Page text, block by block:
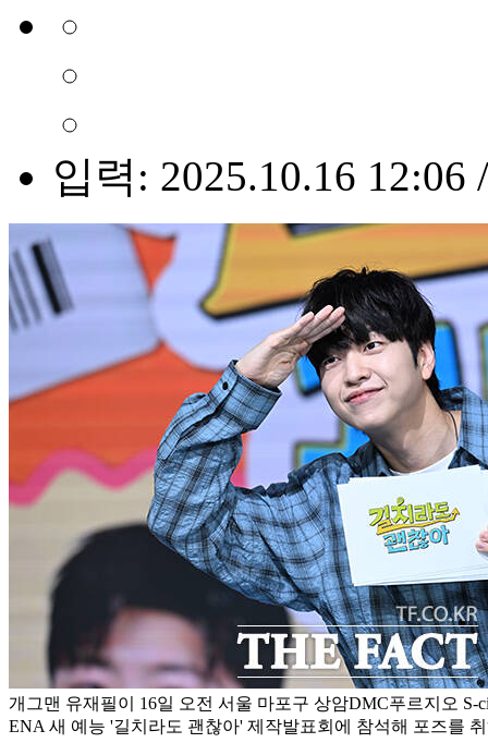
입력: 2025.10.16 12:06
개그맨 유재필이 16일 오전 서울 마포구 상암DMC푸르지오 S-
ENA 새 예능 '길치라도 괜찮아' 제작발표회에 참석해 포즈를